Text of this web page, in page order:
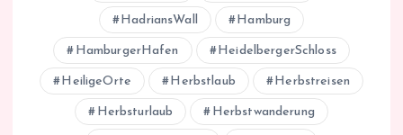
HadriansWall Hamburg
HamburgerHafen HeidelbergerSchloss
HeiligeOrte Herbstlaub Herbstreisen
Herbsturlaub Herbstwanderung